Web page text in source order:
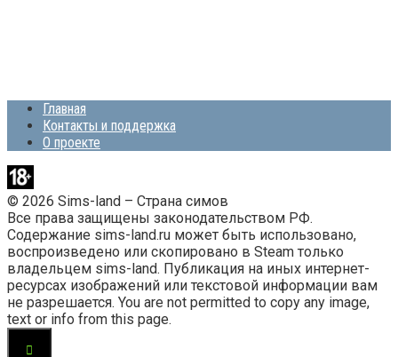
Главная
Контакты и поддержка
О проекте
© 2026 Sims-land – Страна симов
Все права защищены законодательством РФ.
Содержание sims-land.ru может быть использовано,
воспроизведено или скопировано в Steam только
владельцем sims-land. Публикация на иных интернет-
ресурсах изображений или текстовой информации вам
не разрешается. You are not permitted to copy any image,
text or info from this page.